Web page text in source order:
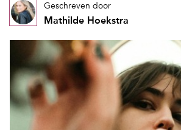
Geschreven door
Mathilde Hoekstra